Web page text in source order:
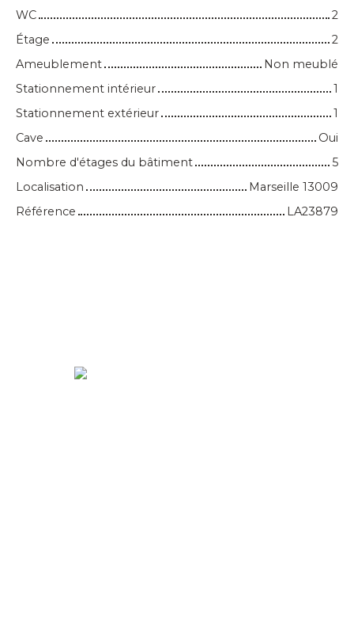
WC
2
Étage
2
Ameublement
Non meublé
Stationnement intérieur
1
Stationnement extérieur
1
Cave
Oui
Nombre d'étages du bâtiment
5
Localisation
Marseille 13009
Référence
LA23879